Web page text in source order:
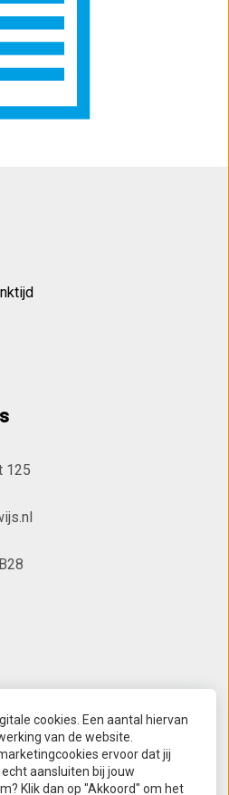
125
cookies. Een aantal hiervan
van de website.
ervoor dat jij
aansluiten bij jouw
Klik dan op "Akkoord" om het